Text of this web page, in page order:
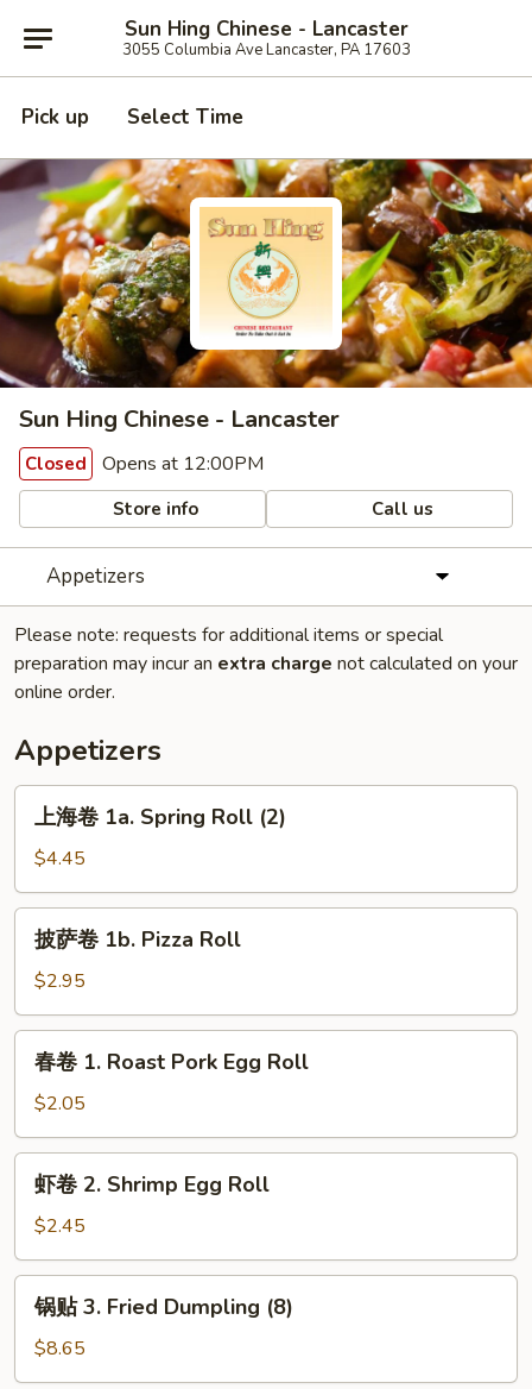
Sun Hing Chinese - Lancaster
3055 Columbia Ave Lancaster, PA 17603
Pick up Select Time
Sun Hing Chinese - Lancaster
Closed Opens at 12:00PM
Store info Call us
Appetizers
Please note: requests for additional items or special
preparation may incur an extra charge not calculated on your
online order.
Appetizers
1a.
Spring
Roll
(2)
上海卷 1a. Spring Roll (2)
$4.45
1b.
Pizza
Roll
披萨卷 1b. Pizza Roll
$2.95
Roast
Pork
Egg
Roll
春卷 1. Roast Pork Egg Roll
$2.05
Shrimp
Egg
Roll
虾卷 2. Shrimp Egg Roll
$2.45
Fried
锅贴 3. Fried Dumpling (8)
$8.65